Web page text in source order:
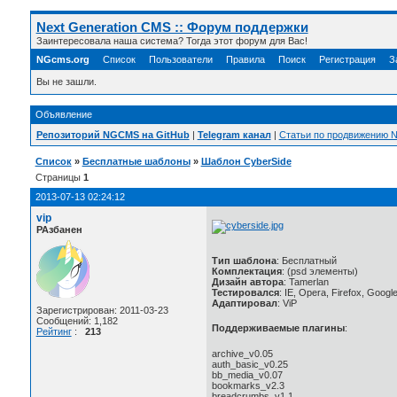
Next Generation CMS :: Форум поддержки
Заинтересовала наша система? Тогда этот форум для Вас!
NGcms.org
Список Пользователи Правила Поиск Регистрация
Вы не зашли.
Объявление
Репозиторий NGCMS на GitHub| Telegram канал| Статьи по продвижению
Список » Бесплатные шаблоны » Шаблон CyberSide
Страницы 1
2013-07-13 02:24:12
vip
РАзбанен
Зарегистрирован: 2011-03-23
Сообщений: 1,182
Рейтинг: 213
Тип шаблона: Бесплатный
Комплектация: (psd элементы)
Дизайн автора: Tamerlan
Тестировался: IE, Opera, Firefox,
Адаптировал: ViP
Поддерживаемые плагины:
archive_v0.05
auth_basic_v0.25
bb_media_v0.07
bookmarks_v2.3